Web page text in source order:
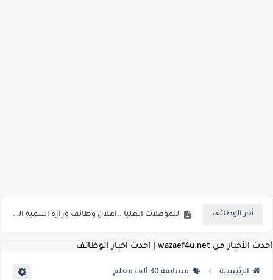
أخر الوظائف للمؤهلات العليا ..اعلان وظائف وزارة التنمية المحلية " اخصائي تخطيط - مهندس - اخصائي حاسبات - باحث قانوني " والتقديم الكتروني بتاريخ 15-7-2026
أحدث الأخبار من wazaef4u.net | احدث اخبار الوظائف
الرئيسية مسابقة 30 ألف معلم